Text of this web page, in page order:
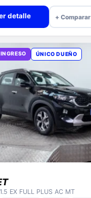
detalle + Comparar
ÚNICO DUEÑO
EX FULL PLUS AC MT